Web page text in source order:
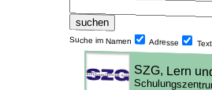
Suche im Namen Adresse Text